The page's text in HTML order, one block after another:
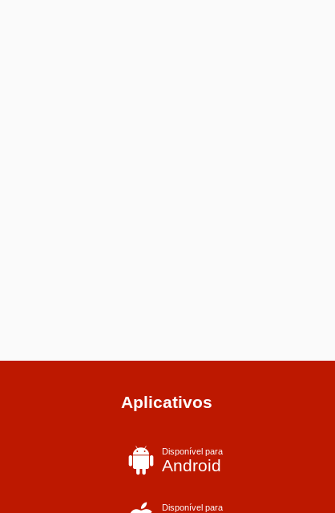
Aplicativos
Disponível para
Android
Disponível para